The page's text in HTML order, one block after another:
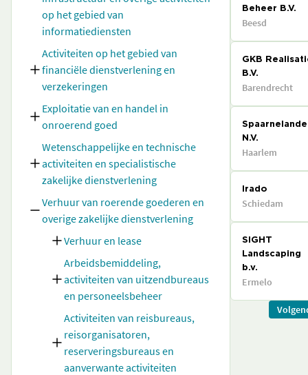
op het gebied van
informatiediensten
Activiteiten op het gebied van
financiële dienstverlening en
verzekeringen
Exploitatie van en handel in
onroerend goed
Wetenschappelijke en technische
activiteiten en specialistische
zakelijke dienstverlening
Verhuur van roerende goederen en
overige zakelijke dienstverlening
Verhuur en lease
Arbeidsbemiddeling,
activiteiten van uitzendbureaus
en personeelsbeheer
Activiteiten van reisbureaus,
reisorganisatoren,
reserveringsbureaus en
aanverwante activiteiten
Beheer B.V.
Beesd
GKB
B.V.
Barendrecht
N.V.
Haarlem
Irado
Schiedam
SIGHT
Landscaping
b.v.
Ermelo